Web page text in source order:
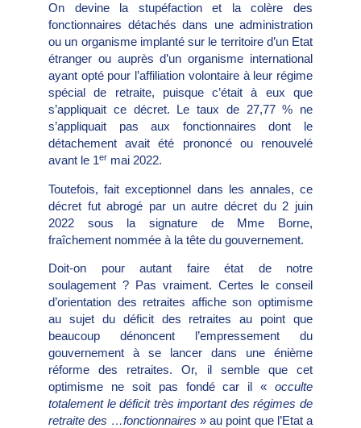
On devine la stupéfaction et la colère des
fonctionnaires détachés dans une administration
ou un organisme implanté sur le territoire d’un Etat
étranger ou auprès d’un organisme international
ayant opté pour l’affiliation volontaire à leur régime
spécial de retraite, puisque c’était à eux que
s’appliquait ce décret. Le taux de 27,77 % ne
s’appliquait pas aux fonctionnaires dont le
détachement avait été prononcé ou renouvelé
avant le 1er mai 2022.
Toutefois, fait exceptionnel dans les annales, ce
décret fut abrogé par un autre décret du 2 juin
2022 sous la signature de Mme Borne,
fraîchement nommée à la tête du gouvernement.
Doit-on pour autant faire état de notre
soulagement ? Pas vraiment. Certes le conseil
d’orientation des retraites affiche son optimisme
au sujet du déficit des retraites au point que
beaucoup dénoncent l’empressement du
gouvernement à se lancer dans une énième
réforme des retraites. Or, il semble que cet
optimisme ne soit pas fondé car il « occulte
totalement le déficit très important des régimes de
retraite des …fonctionnaires » au point que l’Etat a